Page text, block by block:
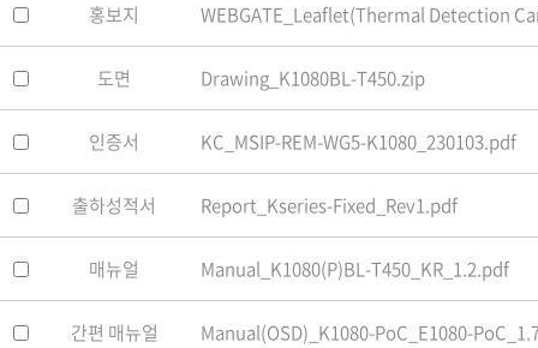
카메라
홍보지 WEBGATE_Leaflet(Thermal Detection
도면 Drawing_K1080BL-T450.zip
인증서 KC_MSIP-REM-WG5-K1080_230103.pdf
출하성적서 Report_Kseries-Fixed_Rev1.pdf
매뉴얼 Manual_K1080(P)BL-T450_KR_1.2.pdf
간편 매뉴얼 Manual(OSD)_K1080-PoC_E1080-